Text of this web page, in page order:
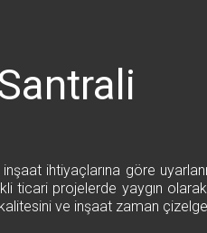
inşaat ihtiyaçlarına göre
projelerde yaygın olarak
ve inşaat zaman